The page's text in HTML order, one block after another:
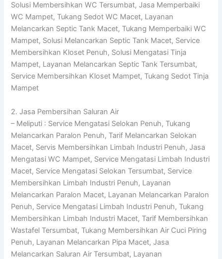
Solusi Membersihkan WC Tersumbat, Jasa Memperbaiki
WC Mampet, Tukang Sedot WC Macet, Layanan
Melancarkan Septic Tank Macet, Tukang Memperbaiki WC
Mampet, Solusi Melancarkan Septic Tank Macet, Service
Membersihkan Kloset Penuh, Solusi Mengatasi Tinja
Mampet, Layanan Melancarkan Septic Tank Tersumbat,
Service Membersihkan Kloset Mampet, Tukang Sedot Tinja
Mampet
2. Jasa Pembersihan Saluran Air
– Meliputi : Service Mengatasi Selokan Penuh, Tukang
Melancarkan Paralon Penuh, Tarif Melancarkan Selokan
Macet, Servis Membersihkan Limbah Industri Penuh, Jasa
Mengatasi WC Mampet, Service Mengatasi Limbah Industri
Macet, Service Mengatasi Selokan Tersumbat, Service
Membersihkan Limbah Industri Penuh, Layanan
Melancarkan Paralon Macet, Layanan Melancarkan Paralon
Penuh, Service Mengatasi Limbah Industri Penuh, Tukang
Membersihkan Limbah Industri Macet, Tarif Membersihkan
Wastafel Tersumbat, Tukang Membersihkan Air Cuci Piring
Penuh, Layanan Melancarkan Pipa Macet, Jasa
Melancarkan Saluran Air Tersumbat, Layanan